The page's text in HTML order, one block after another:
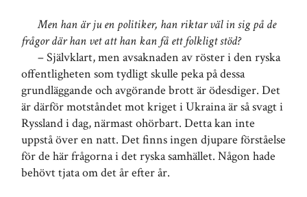
Men han är ju en politiker, han riktar väl in sig på de
frågor där han vet att han kan få ett folkligt stöd?
– Självklart, men avsaknaden av röster i den ryska
offentligheten som tydligt skulle peka på dessa
grundläggande och avgörande brott är ödesdiger. Det
är därför motståndet mot kriget i Ukraina är så svagt i
Ryssland i dag, närmast ohörbart. Detta kan inte
uppstå över en natt. Det finns ingen djupare förståelse
för de här frågorna i det ryska samhället. Någon hade
behövt tjata om det år efter år.